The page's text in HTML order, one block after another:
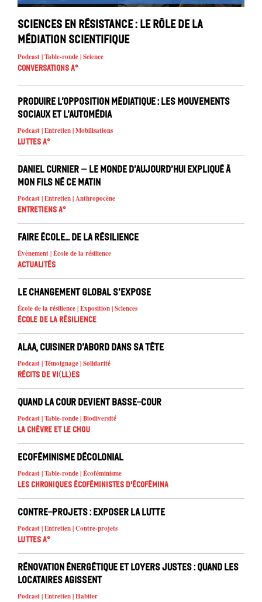
Sciences en résistance : le rôle de la
médiation scientifique
Podcast | Table-ronde | Science
Conversations A°
Produire l’opposition médiatique : les mouvements
sociaux et l’automédia
Podcast | Entretien | Mobilisations
Luttes A°
Daniel Curnier – Le Monde d’aujourd’hui expliqué à
mon fils né ce matin
Podcast | Entretien | Anthropocène
Entretiens A°
Faire école… de la résilience
Évènement | École de la résilience
Actualités
Le changement global s’expose
École de la résilience | Exposition | Sciences
École de la résilience
Alaa, cuisiner d’abord dans sa tête
Podcast | Témoignage | Solidarité
Récits de Vi(ll)es
Quand la cour devient basse-cour
Podcast | Table-ronde | Biodiversité
La chèvre et le chou
Ecoféminisme décolonial
Podcast | Table-ronde | Écoféminisme
Les chroniques écoféministes d'ÉcoFémina
Contre-projets : exposer la lutte
Podcast | Entretien | Contre-projets
Luttes A°
Rénovation énergétique et loyers justes : quand les
locataires agissent
Podcast | Entretien | Habiter